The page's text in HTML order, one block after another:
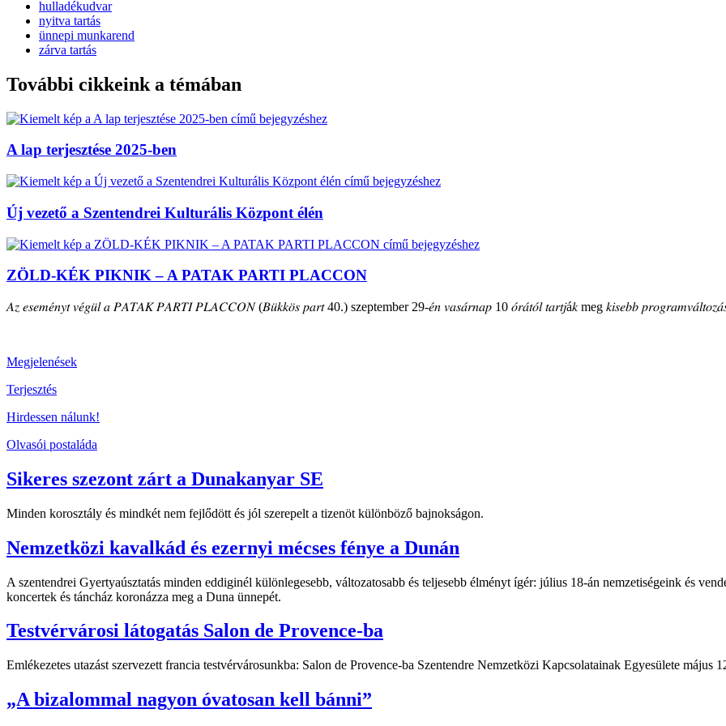
hulladékudvar
nyitva tartás
ünnepi munkarend
zárva tartás
További cikkeink a témában
A lap terjesztése 2025-ben
Új vezető a Szentendrei Kulturális Központ élén
ZÖLD-KÉK PIKNIK – A PATAK PARTI PLACCON
𝐴𝑧 𝑒𝑠𝑒𝑚𝑒́𝑛𝑦𝑡 𝑣𝑒́𝑔𝑢̈𝑙 𝑎 𝑃𝐴𝑇𝐴𝐾 𝑃𝐴𝑅𝑇𝐼 𝑃𝐿𝐴𝐶𝐶𝑂𝑁 (𝐵𝑢̈𝑘𝑘𝑜̈𝑠 𝑝𝑎𝑟𝑡 40.) szeptember 29-𝑒́𝑛 𝑣𝑎𝑠𝑎́𝑟𝑛𝑎𝑝 10 𝑜́𝑟𝑎́𝑡𝑜́𝑙 𝑡𝑎𝑟𝑡𝑗á𝑘 meg 𝑘𝑖𝑠𝑒𝑏𝑏
Megjelenések
Terjesztés
Hirdessen nálunk!
Olvasói postaláda
Sikeres szezont zárt a Dunakanyar SE
Minden korosztály és mindkét nem fejlődött és jól szerepelt a tizenöt különböző bajnokságon.
Nemzetközi kavalkád és ezernyi mécses fénye a Dunán
A szentendrei Gyertyaúsztatás minden eddiginél különlegesebb, változatosabb és teljesebb élményt ígér: július 18-án nemzetiségeink és
koncertek és táncház koronázza meg a Duna ünnepét.
Testvérvárosi látogatás Salon de Provence-ba
Emlékezetes utazást szervezett francia testvérvárosunkba: Salon de Provence-ba Szentendre Nemzetközi Kapcsolatainak Egyesülete
„A bizalommal nagyon óvatosan kell bánni”